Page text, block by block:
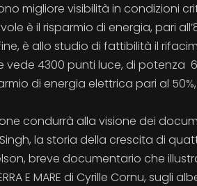
migliore visibilità in condizioni
è il risparmio di energia, pari
è allo studio di fattibilità il
4300 punti luce, di potenza
di energia elettrica pari al
condurrà alla visione dei
la storia della crescita di
Nelson, breve documentario che
E MARE di Cyrille Cornu, sugli